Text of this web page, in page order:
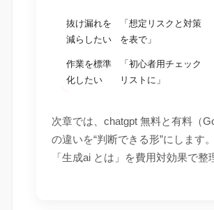
抜け漏れを
減らしたい
「想定リスクと対策
を表で」
作業を標準
化したい
「初心者用チェック
リストに」
次章では、chatgpt 無料と有料（
の違いを“判断できる形”にします
「生成ai とは」を費用対効果で整